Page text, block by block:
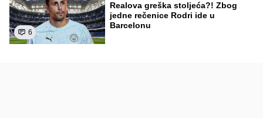
6
Realova greška stoljeća?! Zbog
jedne rečenice Rodri ide u
Barcelonu